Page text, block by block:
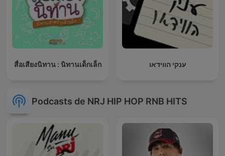
สื่อเสียงนิทาน : นิทานเด็กเล็ก ענקי הווידאו
Podcasts de NRJ HIP HOP RNB HITS